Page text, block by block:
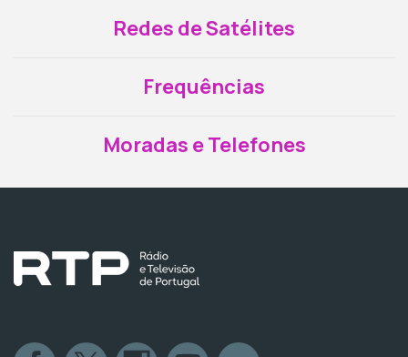
Redes de Satélites
Frequências
Moradas e Telefones